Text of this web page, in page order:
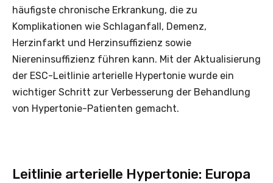
häufigste chronische Erkrankung, die zu
Komplikationen wie Schlaganfall, Demenz,
Herzinfarkt und Herzinsuffizienz sowie
Niereninsuffizienz führen kann. Mit der Aktualisierung
der ESC-Leitlinie arterielle Hypertonie wurde ein
wichtiger Schritt zur Verbesserung der Behandlung
von Hypertonie-Patienten gemacht.
Leitlinie arterielle Hypertonie: Europa